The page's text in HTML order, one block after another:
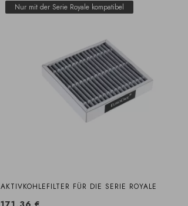
Nur mit der Serie Royale kompatibel
AKTIVKOHLEFILTER FÜR DIE SERIE ROYALE